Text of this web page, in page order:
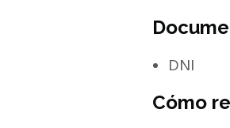
DNI
Cómo